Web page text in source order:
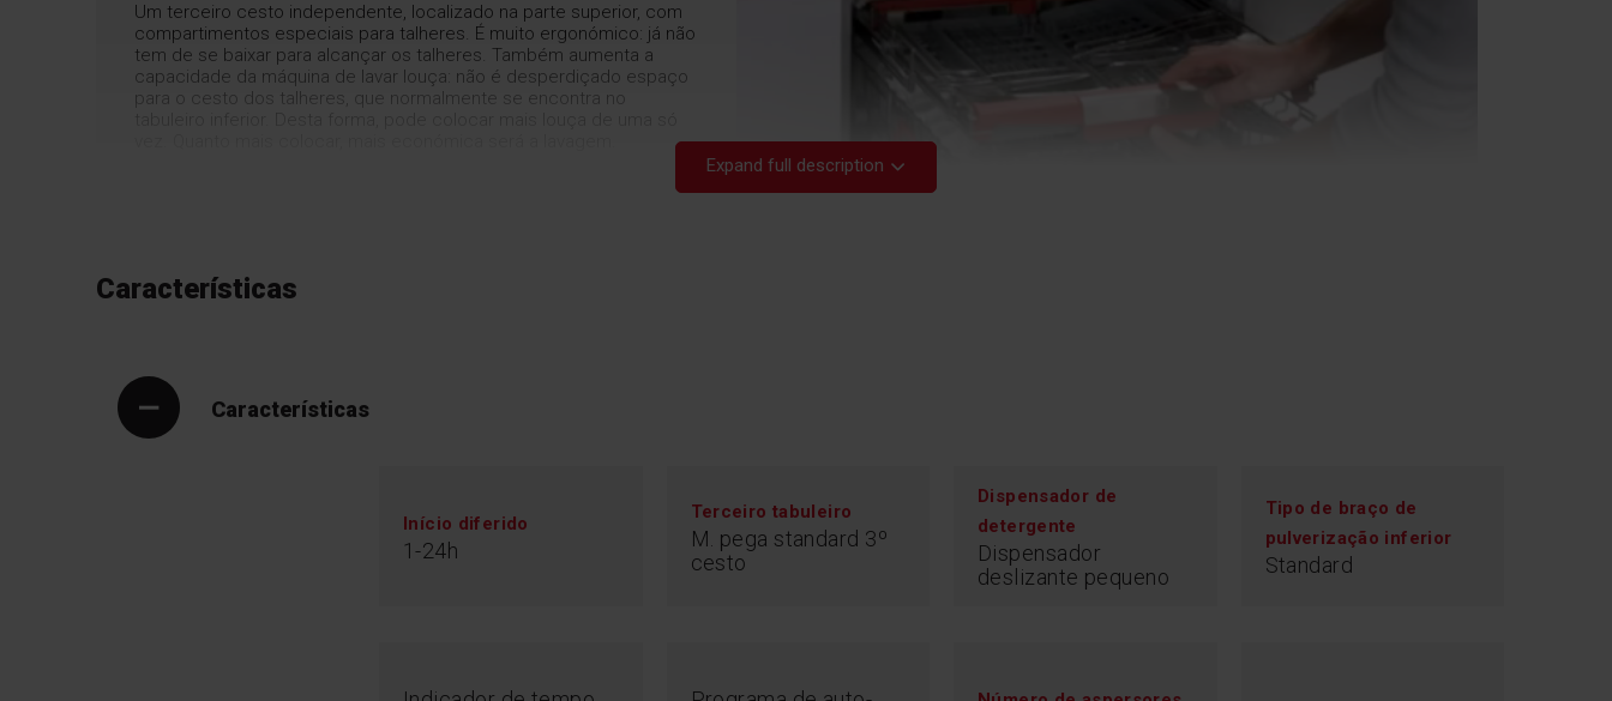
Um terceiro cesto independente, localizado na parte superior, com
compartimentos especiais para talheres. É muito ergonómico: já não
tem de se baixar para alcançar os talheres. Também aumenta a
capacidade da máquina de lavar louça: não é desperdiçado espaço
para o cesto dos talheres, que normalmente se encontra no
EcoBar
consumo aproximado de energia e de água, com o programa que
Expand full description
Características
Características
Início diferido
1-24h
Terceiro tabuleiro
M. pega standard 3º
cesto
Dispensador de
detergente
Dispensador
deslizante pequeno
Tipo de braço de
pulverização inferior
Standard